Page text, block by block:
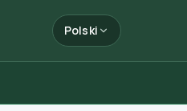
Polski